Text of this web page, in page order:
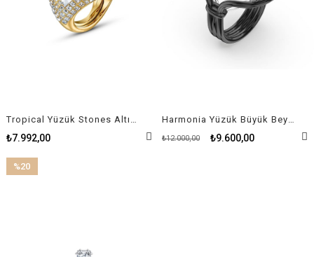
Tropical Yüzük Stones Altın Kaplama 50-52 beden
₺7.992,00
Harmonia Yüzük Büyük Beyaz Kristal
₺9.600,00
₺12.000,00
%20